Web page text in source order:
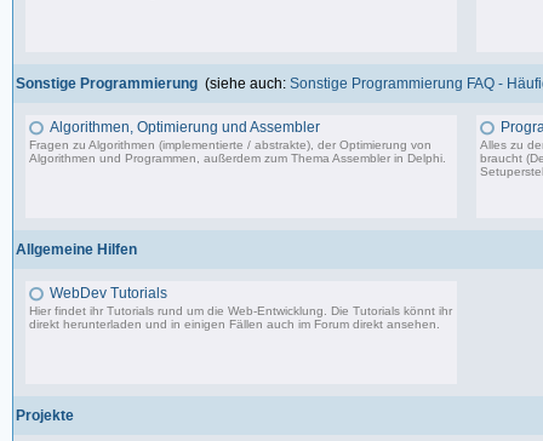
Sonstige Programmierung (siehe auch: Sonstige Programmierung FAQ -
Algorithmen, Optimierung und Assembler
Fragen zu Algorithmen (implementierte / abstrakte), der Optimierung von
Algorithmen und Programmen, außerdem zum Thema Assembler in Delphi.
Alles zu
braucht
Allgemeine Hilfen
WebDev Tutorials
Hier findet ihr Tutorials rund um die Web-Entwicklung. Die Tutorials könnt ihr
direkt herunterladen und in einigen Fällen auch im Forum direkt ansehen.
Projekte